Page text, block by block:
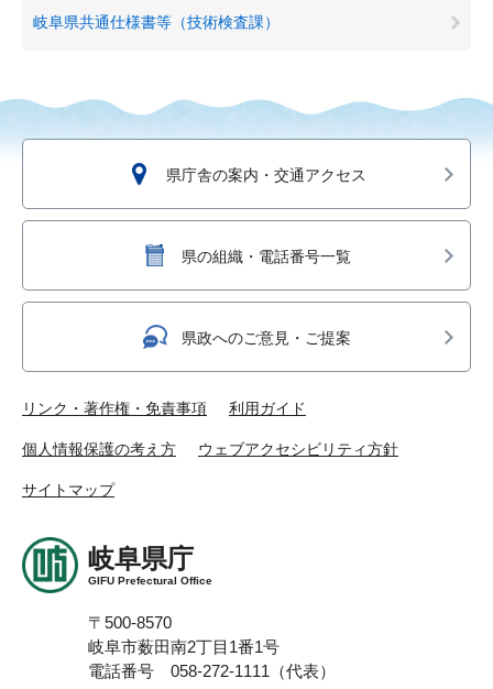
岐阜県共通仕様書等（技術検査課）
県庁舎の案内・交通アクセス
県の組織・電話番号一覧
県政へのご意見・ご提案
リンク・著作権・免責事項 利用ガイド
個人情報保護の考え方 ウェブアクセシビリティ方針
サイトマップ
岐阜県庁
GIFU Prefectural Office
〒500-8570
岐阜市薮田南2丁目1番1号
電話番号 058-272-1111（代表）